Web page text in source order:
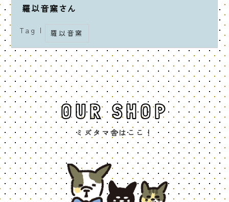
羅以音窯さん
Tag | 羅以音窯
OUR SHOP
ミズタマ舎はここ！